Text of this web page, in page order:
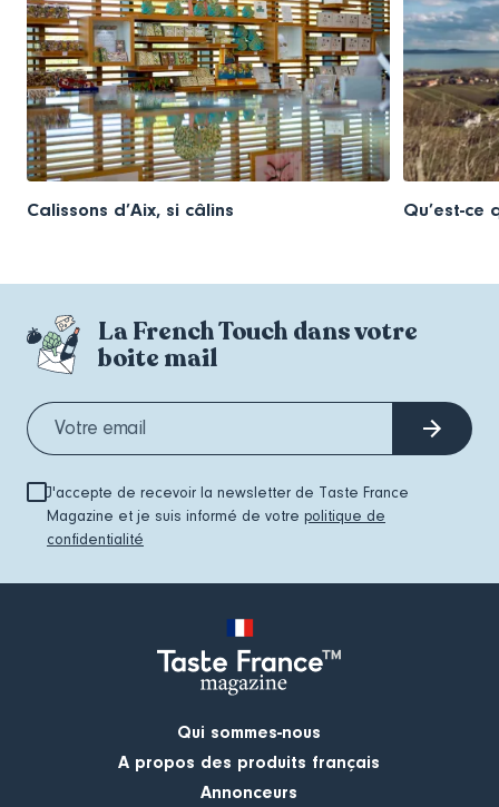
Calissons d’Aix, si câlins Qu’est-ce
La French Touch dans votre
boite mail
J'accepte de recevoir la newsletter de Taste France
Magazine et je suis informé de votre politique de
confidentialité
Qui sommes-nous
A propos des produits français
Annonceurs